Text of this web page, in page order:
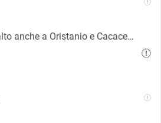
anche a Oristanio e Cacace…